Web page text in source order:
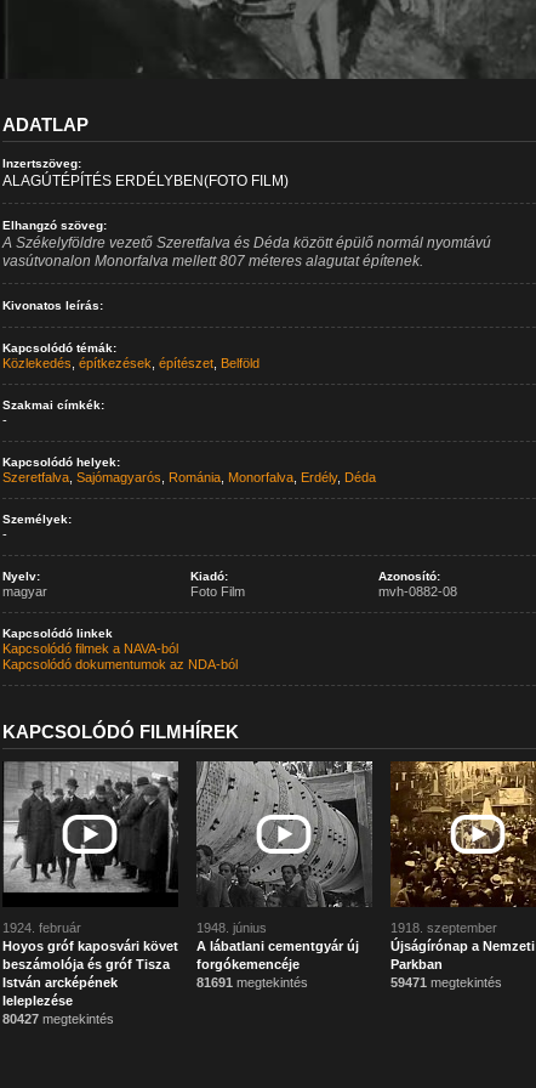
ADATLAP
Inzertszöveg:
ALAGÚTÉPÍTÉS ERDÉLYBEN(FOTO FILM)
Elhangzó szöveg:
A Székelyföldre vezető Szeretfalva és Déda között épülő normál nyomtávú
vasútvonalon Monorfalva mellett 807 méteres alagutat építenek.
Kivonatos leírás:
Kapcsolódó témák:
Közlekedés építkezések építészet, Belföld
Szakmai címkék:
-
Kapcsolódó helyek:
Szeretfalva, Sajómagyarós Románia, Monorfalva, Erdély, Déda
Személyek:
-
Nyelv:
magyar
Kiadó:
Foto Film
Azonosító:
mvh-0882-08
Kapcsolódó linkek
Kapcsolódó filmek a NAVA-ból
Kapcsolódó dokumentumok az NDA-ból
KAPCSOLÓDÓ FILMHÍREK
1924. február
Hoyos gróf kaposvári követ
beszámolója és gróf Tisza
István arcképének
leleplezése
80427megtekintés
1948. június
A lábatlani cementgyár új
forgókemencéje
81691 megtekintés
1918. szeptember
Újságírónap a Nemzeti
Parkban
59471 megtekintés